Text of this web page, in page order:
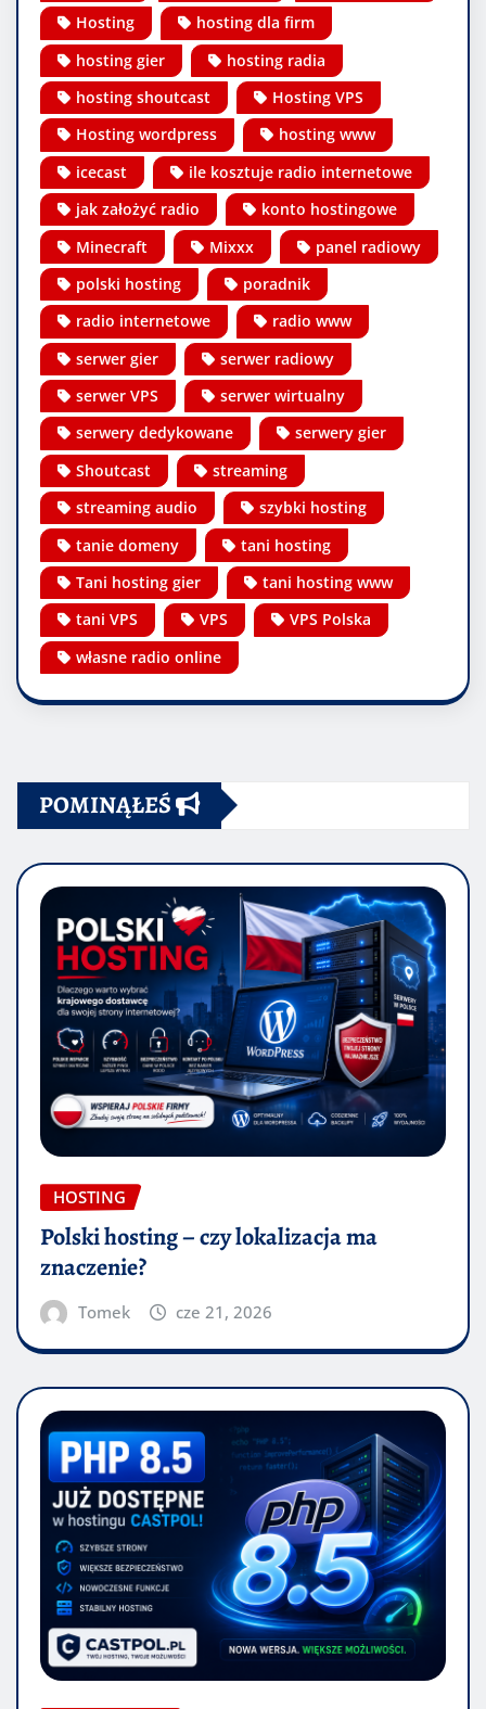
Hosting
hosting dla firm
hosting gier
hosting radia
hosting shoutcast
Hosting VPS
Hosting wordpress
hosting www
icecast
ile kosztuje radio internetowe
jak założyć radio
konto hostingowe
Minecraft
Mixxx
panel radiowy
polski hosting
poradnik
radio internetowe
radio www
serwer gier
serwer radiowy
serwer VPS
serwer wirtualny
serwery dedykowane
serwery gier
Shoutcast
streaming
streaming audio
szybki hosting
tanie domeny
tani hosting
Tani hosting gier
tani hosting www
tani VPS
VPS
VPS Polska
własne radio online
POMINĄŁEŚ
HOSTING
Polski hosting – czy lokalizacja ma
znaczenie?
Tomek cze 21, 2026